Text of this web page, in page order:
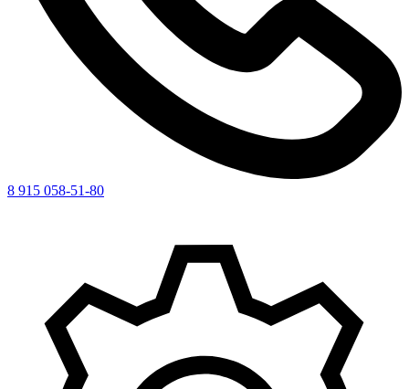
8 915 058-51-80